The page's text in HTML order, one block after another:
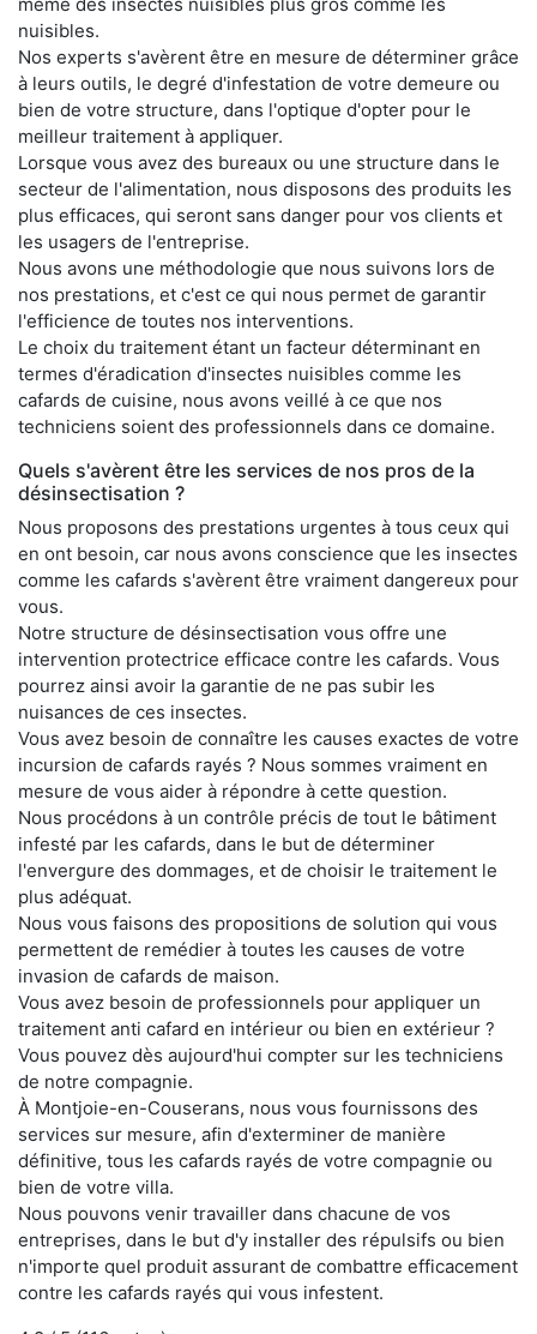
nuisibles.
Nos experts s'avèrent être en mesure de déterminer grâce
à leurs outils, le degré d'infestation de votre demeure ou
bien de votre structure, dans l'optique d'opter pour le
meilleur traitement à appliquer.
Lorsque vous avez des bureaux ou une structure dans le
secteur de l'alimentation, nous disposons des produits les
plus efficaces, qui seront sans danger pour vos clients et
les usagers de l'entreprise.
Nous avons une méthodologie que nous suivons lors de
nos prestations, et c'est ce qui nous permet de garantir
l'efficience de toutes nos interventions.
Le choix du traitement étant un facteur déterminant en
termes d'éradication d'insectes nuisibles comme les
cafards de cuisine, nous avons veillé à ce que nos
techniciens soient des professionnels dans ce domaine.
Quels s'avèrent être les services de nos pros de la
désinsectisation ?
Nous proposons des prestations urgentes à tous ceux qui
en ont besoin, car nous avons conscience que les insectes
comme les cafards s'avèrent être vraiment dangereux pour
vous.
Notre structure de désinsectisation vous offre une
intervention protectrice efficace contre les cafards. Vous
pourrez ainsi avoir la garantie de ne pas subir les
nuisances de ces insectes.
Vous avez besoin de connaître les causes exactes de votre
incursion de cafards rayés ? Nous sommes vraiment en
mesure de vous aider à répondre à cette question.
Nous procédons à un contrôle précis de tout le bâtiment
infesté par les cafards, dans le but de déterminer
l'envergure des dommages, et de choisir le traitement le
plus adéquat.
Nous vous faisons des propositions de solution qui vous
permettent de remédier à toutes les causes de votre
invasion de cafards de maison.
Vous avez besoin de professionnels pour appliquer un
traitement anti cafard en intérieur ou bien en extérieur ?
Vous pouvez dès aujourd'hui compter sur les techniciens
de notre compagnie.
À Montjoie-en-Couserans, nous vous fournissons des
services sur mesure, afin d'exterminer de manière
définitive, tous les cafards rayés de votre compagnie ou
bien de votre villa.
Nous pouvons venir travailler dans chacune de vos
entreprises, dans le but d'y installer des répulsifs ou bien
n'importe quel produit assurant de combattre efficacement
contre les cafards rayés qui vous infestent.